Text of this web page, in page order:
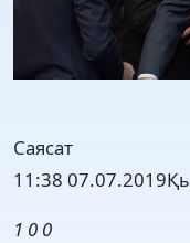
Саясат
11:38 07.07.2019
1 0 0